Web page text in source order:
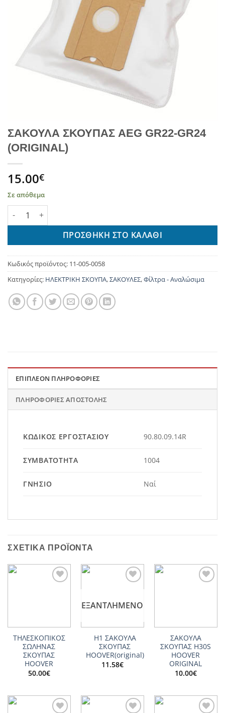
ΣΑΚΟΥΛΑ ΣΚΟΥΠΑΣ AEG GR22-GR24
(ORIGINAL)
15.00€
Σε απόθεμα
ΣΑΚΟΥΛΑ ΣΚΟΥΠΑΣ AEG GR22-GR24 (ORIGINAL) ποσότητα
ΠΡΟΣΘΉΚΗ ΣΤΟ ΚΑΛΆΘΙ
Κωδικός προϊόντος: 11-005-0058
Κατηγορίες: ΗΛΕΚΤΡΙΚΗ ΣΚΟΥΠΑ,ΣΑΚΟΥΛΕΣ,Φίλτρα - Αναλώσιμα
ΕΠΙΠΛΈΟΝ ΠΛΗΡΟΦΟΡΊΕΣ
ΠΛΗΡΟΦΟΡΊΕΣ ΑΠΟΣΤΟΛΉΣ
ΚΩΔΙΚΌΣ ΕΡΓΟΣΤΑΣΊΟΥ 90.80.09.14R
ΣΥΜΒΑΤΌΤΗΤΑ 1004
ΓΝΉΣΙΟ Ναί
ΣΧΕΤΙΚΆ ΠΡΟΪΌΝΤΑ
ΤΗΛΕΣΚΟΠΙΚΟΣ
ΣΩΛΗΝΑΣ
ΣΚΟΥΠΑΣ
HOOVER
50.00€
ΕΞΑΝΤΛΗΜΈΝΟ
Η1 ΣΑΚΟΥΛΑ
ΣΚΟΥΠΑΣ
HOOVER(original)
11.58€
ΣΑΚΟΥΛΑ
ΣΚΟΥΠΑΣ H30S
HOOVER
ORIGINAL
10.00€